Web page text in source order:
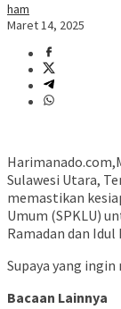
ham
Maret 14, 2025
Sulawesi Utara,
memastikan
Umum (SPKLU)
Ramadan dan Idul
Supaya yang
Bacaan Lainnya